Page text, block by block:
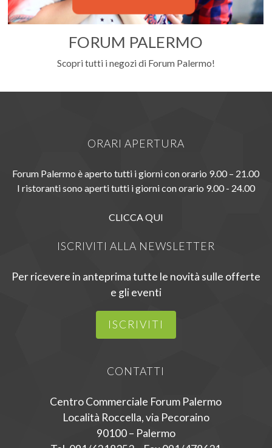
FORUM PALERMO
Scopri tutti i negozi di Forum Palermo!
ORARI APERTURA
Forum Palermo è aperto tutti i giorni con orario 9.00 – 21.00
I ristoranti sono aperti tutti i giorni con orario 9.00 - 24.00
CLICCA QUI
ISCRIVITI ALLA NEWSLETTER
Per ricevere in anteprima tutte le novità sulle offerte
e gli eventi
ISCRIVITI
CONTATTI
Centro Commerciale Forum Palermo
Località Roccella, via Pecoraino
90100 – Palermo